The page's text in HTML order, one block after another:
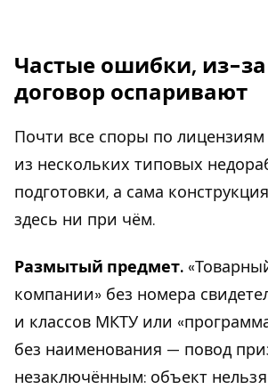
Частые ошибки, из-
договор оспаривают
Почти все споры по
из нескольких типовых
подготовки, а сама
здесь ни при чём.
Размытый предмет.
компании» без номера
и классов МКТУ или
без наименования — повод
незаключённым: объект